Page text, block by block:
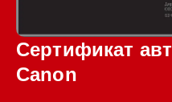
Сертификат
Canon